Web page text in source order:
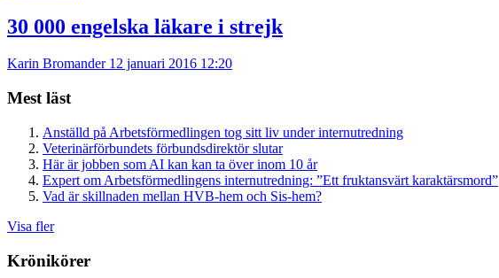
30 000 engelska läkare i strejk
Karin Bromander 12 januari 2016 12:20
Mest läst
Anställd på Arbetsförmedlingen tog sitt liv under internutredning
Veterinärförbundets förbundsdirektör slutar
Här är jobben som AI kan kan ta över inom 10 år
Expert om Arbetsförmedlingens internutredning: ”Ett fruktansvärt karaktärsmord”
Vad är skillnaden mellan HVB-hem och Sis-hem?
Visa fler
Krönikörer